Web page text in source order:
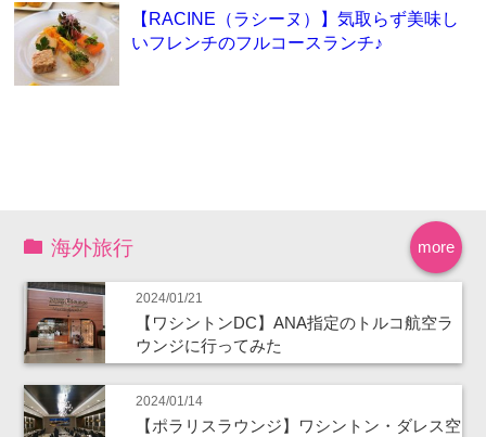
【RACINE（ラシーヌ）】気取らず美味し
いフレンチのフルコースランチ♪
more
海外旅行
2024/01/21
【ワシントンDC】ANA指定のトルコ航空ラ
ウンジに行ってみた
2024/01/14
【ポラリスラウンジ】ワシントン・ダレス空